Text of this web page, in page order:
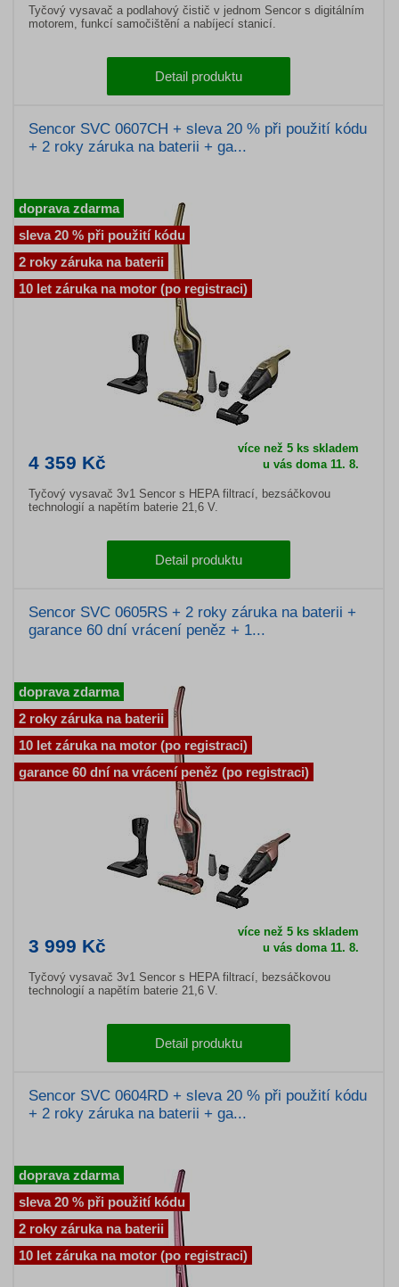
Tyčový vysavač a podlahový čistič v jednom Sencor s digitálním
motorem, funkcí samočištění a nabíjecí stanicí.
Detail produktu
Sencor SVC 0607CH + sleva 20 % při použití kódu
+ 2 roky záruka na baterii + ga...
4 359 Kč
více než 5 ks skladem
u vás doma 11. 8.
Tyčový vysavač 3v1 Sencor s HEPA filtrací, bezsáčkovou
technologií a napětím baterie 21,6 V.
Detail produktu
doprava zdarma
sleva 20 % při použití kódu
2 roky záruka na baterii
10 let záruka na motor (po registraci)
Sencor SVC 0605RS + 2 roky záruka na baterii +
garance 60 dní vrácení peněz + 1...
3 999 Kč
více než 5 ks skladem
u vás doma 11. 8.
Tyčový vysavač 3v1 Sencor s HEPA filtrací, bezsáčkovou
technologií a napětím baterie 21,6 V.
Detail produktu
doprava zdarma
2 roky záruka na baterii
10 let záruka na motor (po registraci)
garance 60 dní na vrácení peněz (po registraci)
Sencor SVC 0604RD + sleva 20 % při použití kódu
+ 2 roky záruka na baterii + ga...
doprava zdarma
sleva 20 % při použití kódu
2 roky záruka na baterii
10 let záruka na motor (po registraci)